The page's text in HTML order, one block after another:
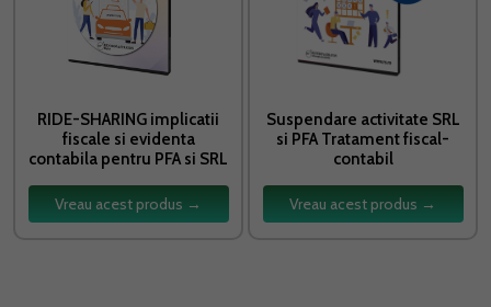
RIDE-SHARING implicatii
fiscale si evidenta
contabila pentru PFA si SRL
Vreau acest produs →
Suspendare activitate SRL
si PFA Tratament fiscal-
contabil
Vreau acest produs →